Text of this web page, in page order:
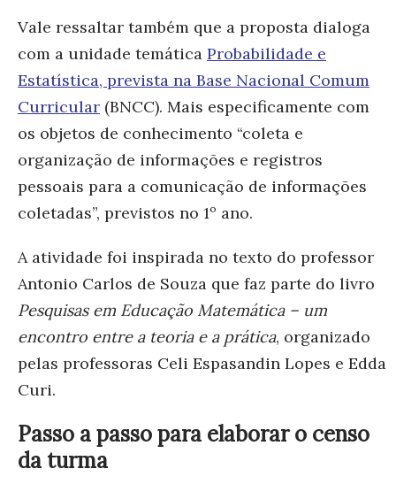
Vale ressaltar também que a proposta dialoga
com a unidade temática Probabilidade e
Estatística, prevista na Base Nacional Comum
Curricular (BNCC). Mais especificamente com
os objetos de conhecimento “coleta e
organização de informações e registros
pessoais para a comunicação de informações
coletadas”, previstos no 1º ano.
A atividade foi inspirada no texto do professor
Antonio Carlos de Souza que faz parte do livro
Pesquisas em Educação Matemática – um
encontro entre a teoria e a prática, organizado
pelas professoras Celi Espasandin Lopes e Edda
Curi.
Passo a passo para elaborar o censo
da turma